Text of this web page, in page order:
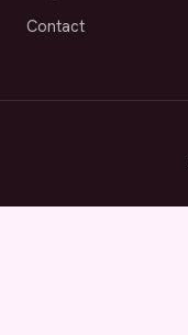
Contact